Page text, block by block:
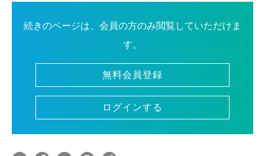
続きのページは、会員の方のみ閲覧していただけま
す。
無料会員登録
ログインする